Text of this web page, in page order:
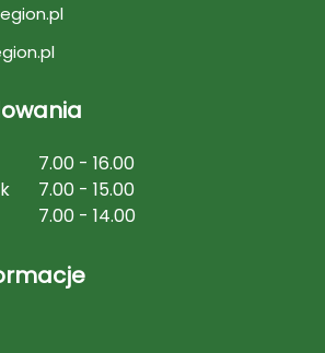
7.00 - 16.00
7.00 - 15.00
7.00 - 14.00